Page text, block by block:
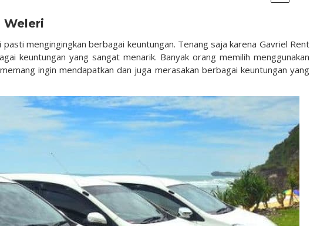
Weleri
mengingingkan berbagai keuntungan. Tenang saja karena Gavriel Rent
keuntungan yang sangat menarik. Banyak orang memilih menggunakan
ingin mendapatkan dan juga merasakan berbagai keuntungan yang